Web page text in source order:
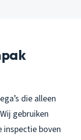
die alleen
gebruiken
boven